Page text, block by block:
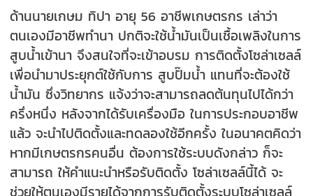
ด้านนายเกษม ทิปา อายุ 56 อาชีพเกษตรกร เล่าว่า
ตนเองมีอาชีพทำนา ปกติจะใช้น้ำมันเป็นเชื้อเพลิงในการ
สูบน้ำเข้านา จึงสนใจที่จะเข้าอบรม การติดตั้งโซล่าเซลล์
เพื่อนำมาประยุกต์ใช้กับการ สูบปั๊มน้ำ แทนที่จะต้องใช้
น้ำมัน ซึ่งวิทยากร แจ้งว่าจะสามารถลดต้นทุนไปได้กว่า
ครึ่งหนึ่ง หลังจากได้รับเครื่องมือ ในการประกอบอาชีพ
แล้ว จะนำไปติดตั้งและทดลองใช้อีกครั้ง ในอนาคตคิดว่า
หากมีเกษตรกรคนอื่น ต้องการใช้ระบบดังกล่าว ก็จะ
สามารถ ให้คำแนะนำหรือรับติดตั้ง โซล่าเซลล์นี้ได้ จะ
ช่วยให้ตนเองมีรายได้จากการรับติดตั้งระบบโซล่าเซลล์